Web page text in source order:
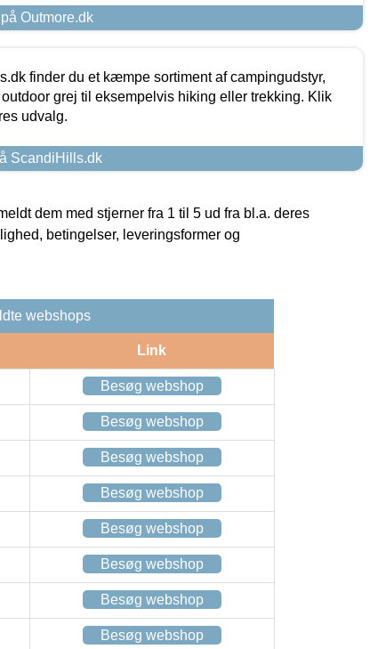
Outmore.dk
finder du et kæmpe sortiment af campingudstyr,
grej til eksempelvis hiking eller trekking. Klik
udvalg.
ScandiHills.dk
dem med stjerner fra 1 til 5 ud fra bl.a. deres
betingelser, leveringsformer og
webshops
Link
Besøg webshop
Besøg webshop
Besøg webshop
Besøg webshop
Besøg webshop
Besøg webshop
Besøg webshop
Besøg webshop